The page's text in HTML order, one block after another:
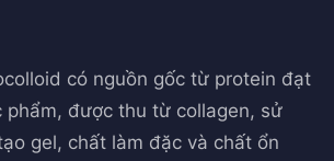
có nguồn gốc từ protein đạt
phẩm, được thu từ collagen, sử
gel, chất làm đặc và chất ổn